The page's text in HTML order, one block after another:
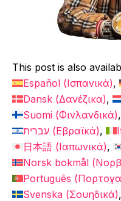
This post is also
Español (Ισπανικά)
Dansk (Δανέζικα)
Suomi (Φινλανδικά)
עברית (Εβραϊκά)
日本語 (Ιαπωνικά)
Norsk bokmål (
Português (
Svenska (Σουηδικά)